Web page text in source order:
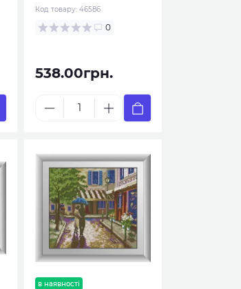
Код товару:46586
0
538.00грн.
в наявності